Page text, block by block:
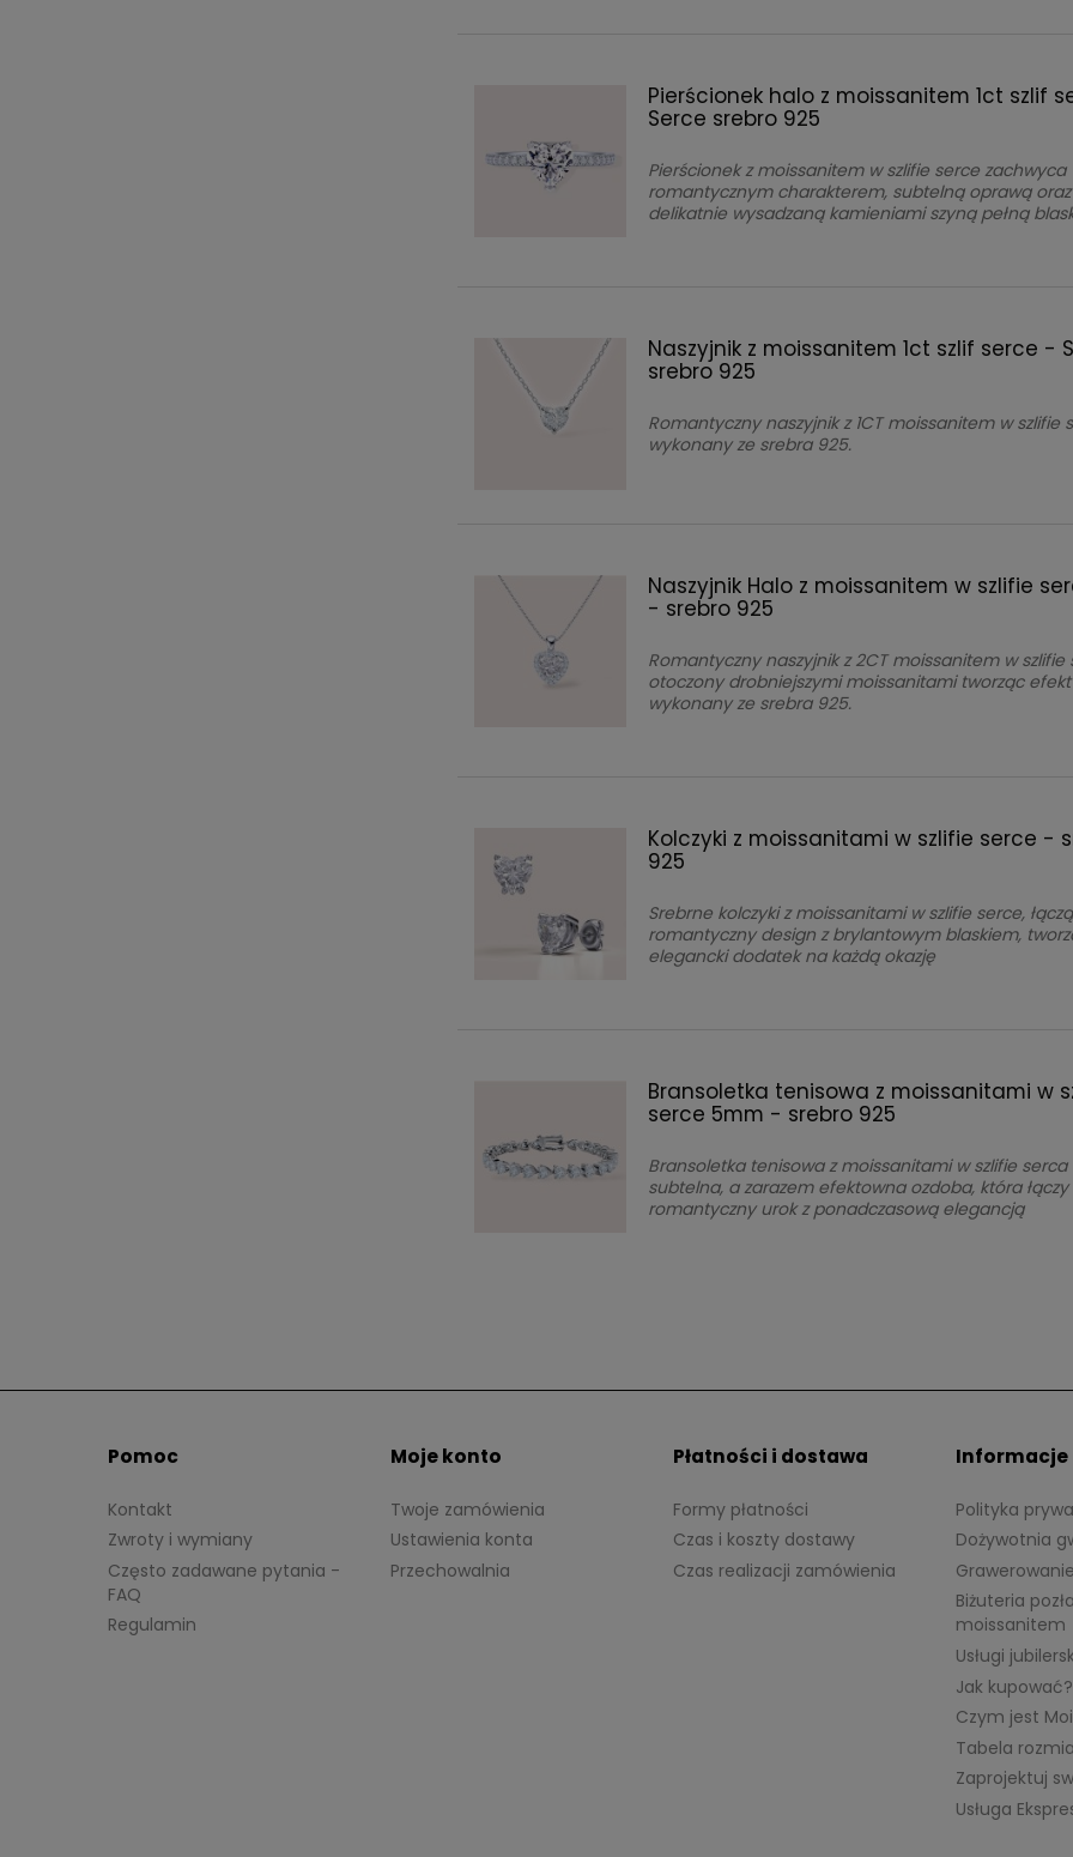
Pierścionek halo z moissanitem 1ct szlif
Serce srebro 925
Pierścionek z moissanitem w szlifie serce zachwyca
romantycznym charakterem, subtelną oprawą oraz
delikatnie wysadzaną kamieniami szyną pełną
Naszyjnik z moissanitem 1ct szlif serce -
srebro 925
Romantyczny naszyjnik z 1CT moissanitem w szlifie
wykonany ze srebra 925.
Naszyjnik Halo z moissanitem w szlifie
- srebro 925
Romantyczny naszyjnik z 2CT moissanitem w szlifie
otoczony drobniejszymi moissanitami tworząc
wykonany ze srebra 925.
Kolczyki z moissanitami w szlifie serce -
925
Srebrne kolczyki z moissanitami w szlifie serce, łączą
romantyczny design z brylantowym blaskiem,
elegancki dodatek na każdą okazję
Bransoletka tenisowa z moissanitami w
serce 5mm - srebro 925
Bransoletka tenisowa z moissanitami w szlifie serca
subtelna, a zarazem efektowna ozdoba, która łączy
romantyczny urok z ponadczasową elegancją
Pomoc
Kontakt
Zwroty i wymiany
Często zadawane pytania -
FAQ
Regulamin
Moje konto
Twoje zamówienia
Ustawienia konta
Przechowalnia
Płatności i dostawa
Formy płatności
Czas i koszty dostawy
Czas realizacji zamówienia
Informacje
Polityka
Dożywotnia
Grawerowanie
Biżuteria
moissanitem
Usługi
Jak kupować?
Czym jest
Tabela
Zaprojektuj
Usługa